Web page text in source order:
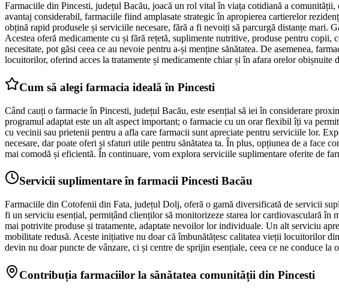
Farmaciile din Pincesti, județul Bacău, joacă un rol vital în viața cotidiană a
avantaj considerabil, farmaciile fiind amplasate strategic în apropierea cartierelor
obțină rapid produsele și serviciile necesare, fără a fi nevoiți să parcurgă distanțe mari.
Acestea oferă medicamente cu și fără rețetă, suplimente nutritive, produse pentru
necesitate, pot găsi ceea ce au nevoie pentru a-și menține sănătatea. De asemenea,
locuitorilor, oferind acces la tratamente și medicamente chiar și în afara orelor
Cum să alegi farmacia ideală în Pincesti
Când cauți o farmacie în Pincesti, județul Bacău, este esențial să iei în considerare
programul adaptat este un alt aspect important; o farmacie cu un orar flexibil îți va
cu vecinii sau prietenii pentru a afla care farmacii sunt apreciate pentru serviciile lor.
necesare, dar poate oferi și sfaturi utile pentru sănătatea ta. În plus, opțiunea de a
mai comodă și eficientă. În continuare, vom explora serviciile suplimentare oferite de
Servicii suplimentare în farmacii Pincesti Bacău
Farmaciile din Cotofenii din Fata, județul Dolj, oferă o gamă diversificată de servicii
fi un serviciu esențial, permițând clienților să monitorizeze starea lor cardiovasculară în
mai potrivite produse și tratamente, adaptate nevoilor lor individuale. Un alt serviciu
mobilitate redusă. Aceste inițiative nu doar că îmbunătățesc calitatea vieții locuitorilor
devin nu doar puncte de vânzare, ci și centre de sprijin esențiale, ceea ce ne conduce
Contribuția farmaciilor la sănătatea comunității din Pincesti